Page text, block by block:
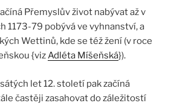
Přemyslův život nabývat až v
1173-79 pobývá ve vyhnanství, a
Wettinů, kde se též žení (v roce
{vizAdléta Míšeňská}).
let 12. století pak začíná
častěji zasahovat do záležitostí